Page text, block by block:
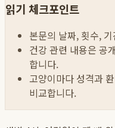
읽기 체크포인트
본문의 날짜, 횟수,
건강 관련 내용은 공
합니다.
고양이마다 성격과
비교합니다.